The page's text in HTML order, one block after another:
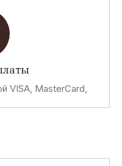
VISA, MasterCard,